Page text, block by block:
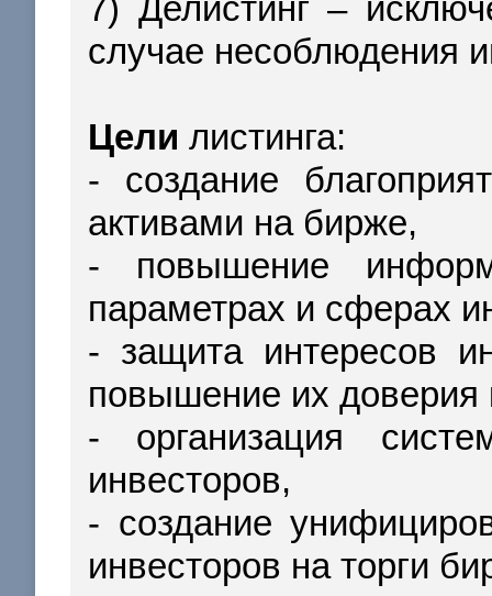
7) Делистинг –
случае несоблюдения
Цели листинга:
- создание
активами на бирже,
- повышение
параметрах и сферах
- защита интересов
повышение их доверия
- организация
инвесторов,
- создание
инвесторов на торги